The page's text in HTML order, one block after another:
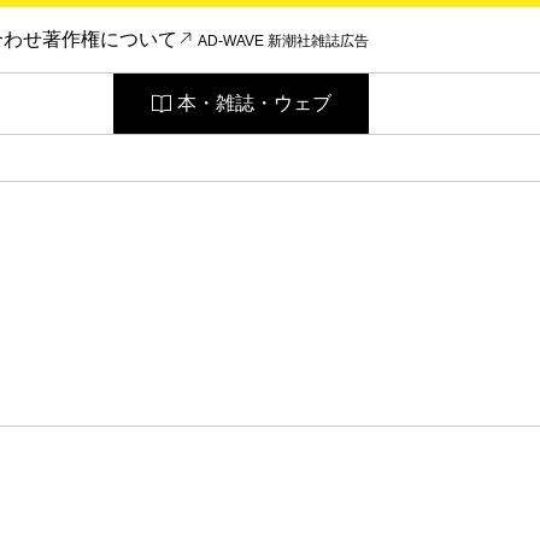
わせ著作権について AD-WAVE 新潮社雑誌広告
本・雑誌・ウェブ